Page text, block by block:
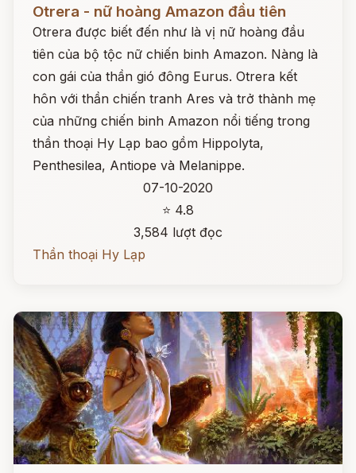
Otrera - nữ hoàng Amazon đầu tiên
Otrera được biết đến như là vị nữ hoàng đầu
tiên của bộ tộc nữ chiến binh Amazon. Nàng là
con gái của thần gió đông Eurus. Otrera kết
hôn với thần chiến tranh Ares và trở thành mẹ
của những chiến binh Amazon nổi tiếng trong
thần thoại Hy Lạp bao gồm Hippolyta,
Penthesilea, Antiope và Melanippe.
07-10-2020
⭐ 4.8
3,584 lượt đọc
Thần thoại Hy Lạp